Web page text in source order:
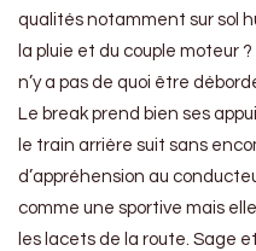
qualités notamment sur sol
la pluie et du couple moteur ?
n’y a pas de quoi être
Le break prend bien ses
le train arrière suit sans
d’appréhension au
comme une sportive mais
les lacets de la route. Sage